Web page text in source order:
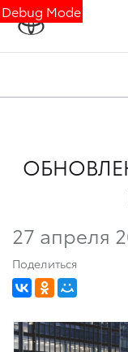
Debug Mode
27 апреля
Поделиться